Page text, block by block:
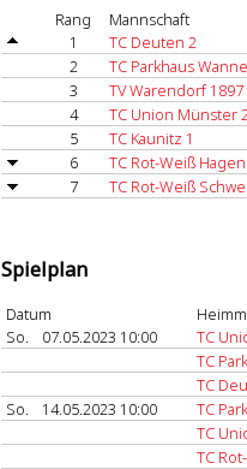
Rang Mannschaft
1
TC Deuten 2
2
TC Parkhaus
3
TV Warendorf 1897
4
TC Union Münster
5
TC Kaunitz 1
6
TC Rot-Weiß Hagen
7
TC Rot-Weiß
Spielplan
Datum
So.
07.05.2023 10:00 TC
TC
TC
So.
14.05.2023 10:00 TC
TC
TC